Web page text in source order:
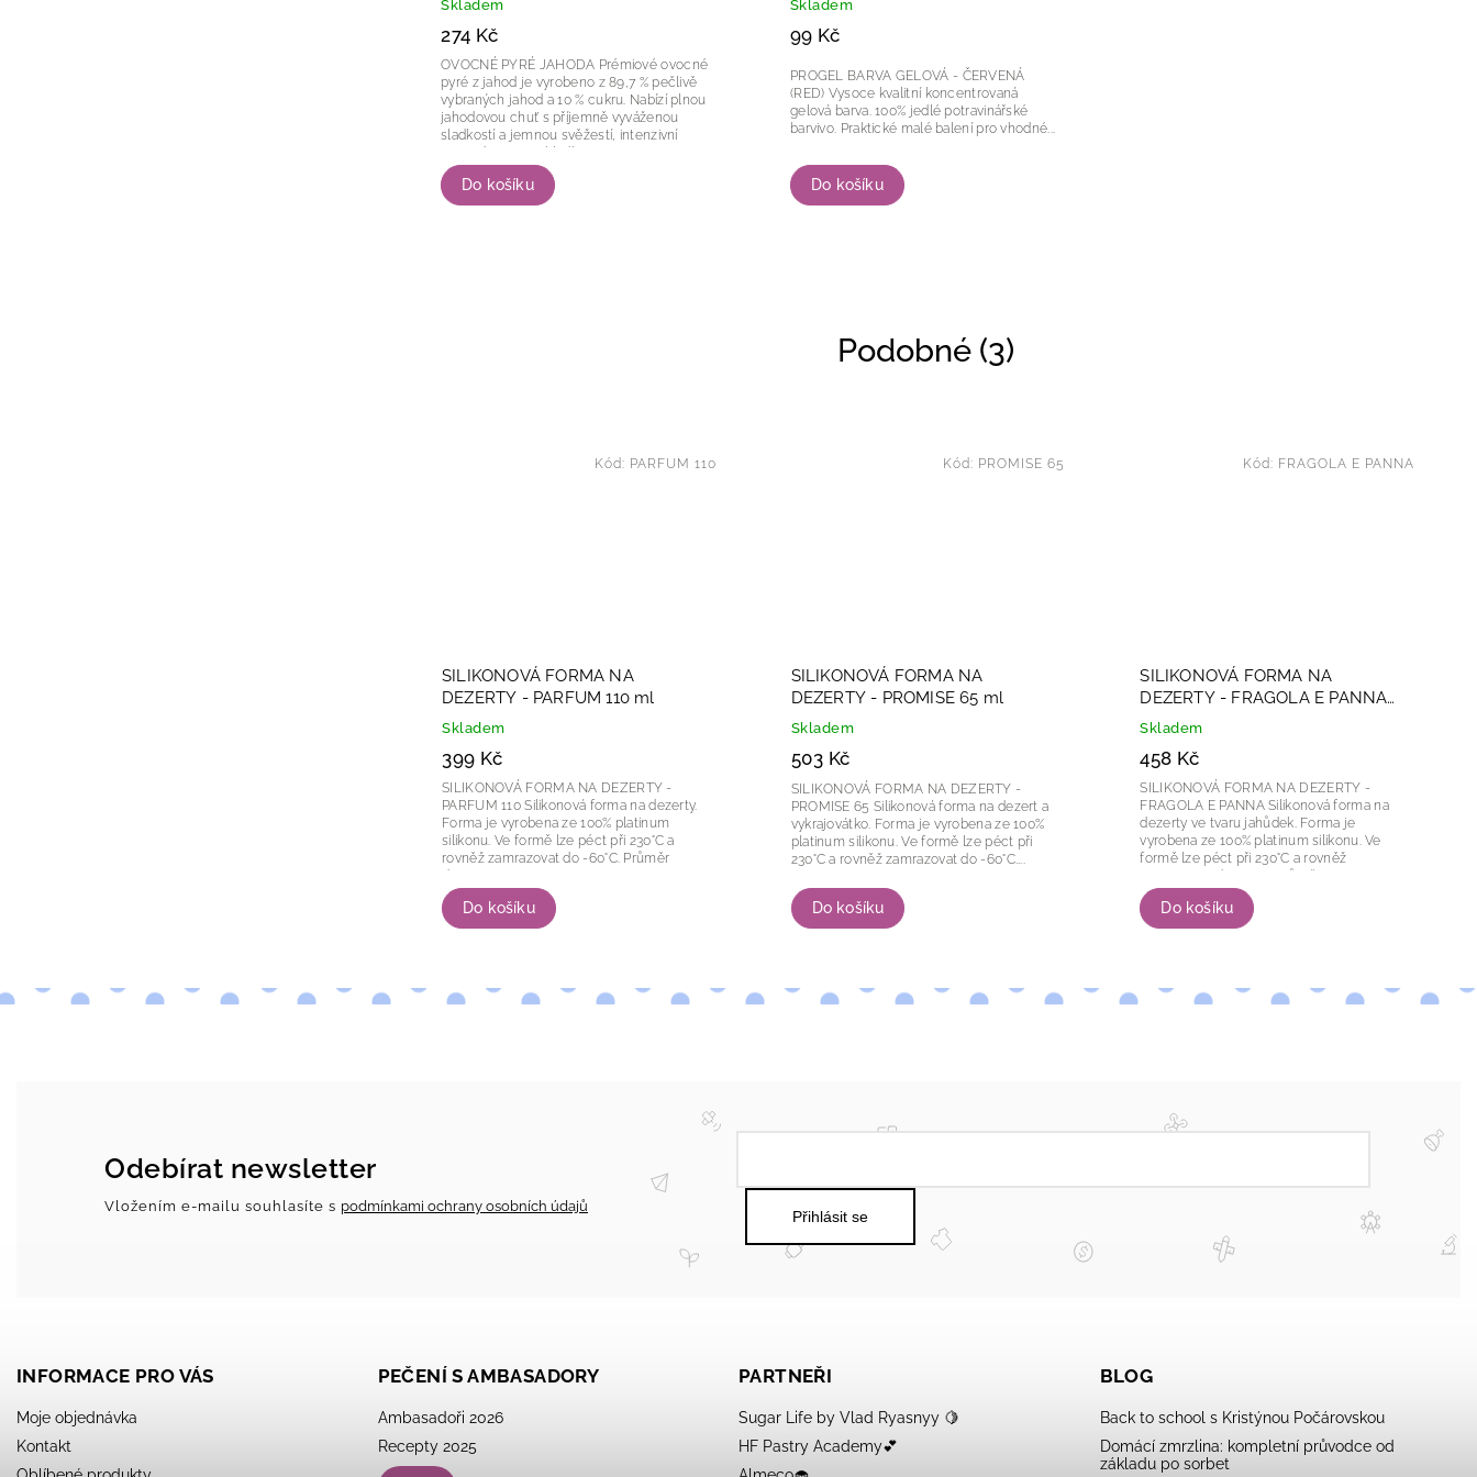
Skladem
274 Kč
Do košíku
OVOCNÉ PYRÉ JAHODA Prémiové ovocné
pyré z jahod je vyrobeno z 89,7 % pečlivě
vybraných jahod a 10 % cukru. Nabízí plnou
jahodovou chuť s příjemně vyváženou
sladkostí a jemnou svěžestí, intenzivní
Skladem
99 Kč
Do košíku
PROGEL BARVA GELOVÁ - ČERVENÁ
(RED) Vysoce kvalitní koncentrovaná
gelová barva. 100% jedlé potravinářské
barvivo. Praktické malé balení pro vhodné...
Podobné (3)
SILIKONOVÁ FORMA NA
DEZERTY - PARFUM 110 ml
Skladem
399 Kč
Do košíku
SILIKONOVÁ FORMA NA DEZERTY -
PARFUM 110 Silikonová forma na dezerty.
Forma je vyrobena ze 100% platinum
silikonu. Ve formě lze péct při 230°C a
rovněž zamrazovat do -60°C. Průměr
Kód: PARFUM 110
SILIKONOVÁ FORMA NA
DEZERTY - PROMISE 65 ml
Skladem
503 Kč
Do košíku
SILIKONOVÁ FORMA NA DEZERTY -
PROMISE 65 Silikonová forma na dezert a
vykrajovátko. Forma je vyrobena ze 100%
platinum silikonu. Ve formě lze péct při
230°C a rovněž zamrazovat do -60°C....
Kód: PROMISE 65
SILIKONOVÁ FORMA NA
DEZERTY - FRAGOLA E PANNA
95 ml (JAHODA)
Skladem
458 Kč
Do košíku
SILIKONOVÁ FORMA NA DEZERTY -
FRAGOLA E PANNA Silikonová forma na
dezerty ve tvaru jahůdek. Forma je
vyrobena ze 100% platinum silikonu. Ve
formě lze péct při 230°C a rovněž
Kód: FRAGOLA E PANNA
Odebírat newsletter
Vložením e-mailu souhlasíte s podmínkami ochrany osobních údajů
Přihlásit se
INFORMACE PRO VÁS
Moje objednávka
Kontakt
PEČENÍ S AMBASADORY
Ambasadoři 2026
Recepty 2025
PARTNEŘI
Sugar Life by Vlad Ryasnyy 🍋
HF Pastry Academy💕
BLOG
Back to school s Kristýnou Počárovskou
Domácí zmrzlina: kompletní průvodce od
základu po sorbet